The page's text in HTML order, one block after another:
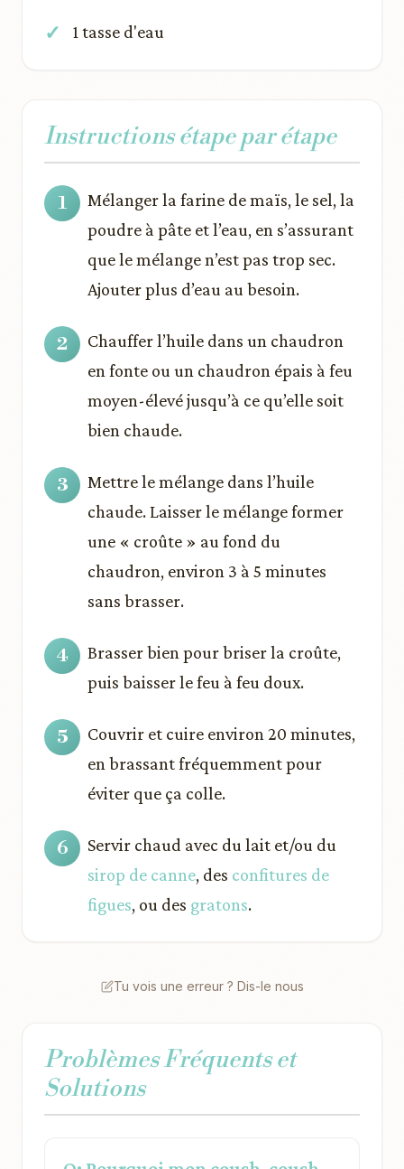
1 tasse d'eau
Instructions étape par étape
Mélanger la farine de maïs, le sel, la
poudre à pâte et l’eau, en s’assurant
que le mélange n’est pas trop sec.
Ajouter plus d’eau au besoin.
Chauffer l’huile dans un chaudron
en fonte ou un chaudron épais à feu
moyen-élevé jusqu’à ce qu’elle soit
bien chaude.
Mettre le mélange dans l’huile
chaude. Laisser le mélange former
une « croûte » au fond du
chaudron, environ 3 à 5 minutes
sans brasser.
Brasser bien pour briser la croûte,
puis baisser le feu à feu doux.
Couvrir et cuire environ 20 minutes,
en brassant fréquemment pour
éviter que ça colle.
Servir chaud avec du lait et/ou du
sirop de canne, des confitures de
figues, ou des gratons.
Tu vois une erreur ? Dis-le nous
Problèmes Fréquents et
Solutions